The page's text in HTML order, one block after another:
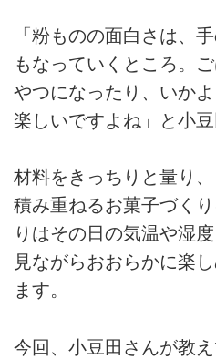
「粉ものの面白さは、
もなっていくところ。
やつになったり、いか
楽しいですよね」と小豆
材料をきっちりと量り
積み重ねるお菓子づく
りはその日の気温や湿
見ながらおおらかに楽
ます。
今回、小豆田さんが教